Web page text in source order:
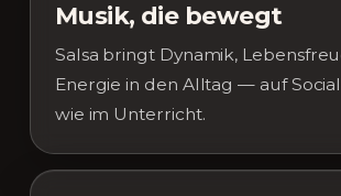
Musik, die bewegt
Salsa bringt Dynamik,
Energie in den Alltag — auf
wie im Unterricht.